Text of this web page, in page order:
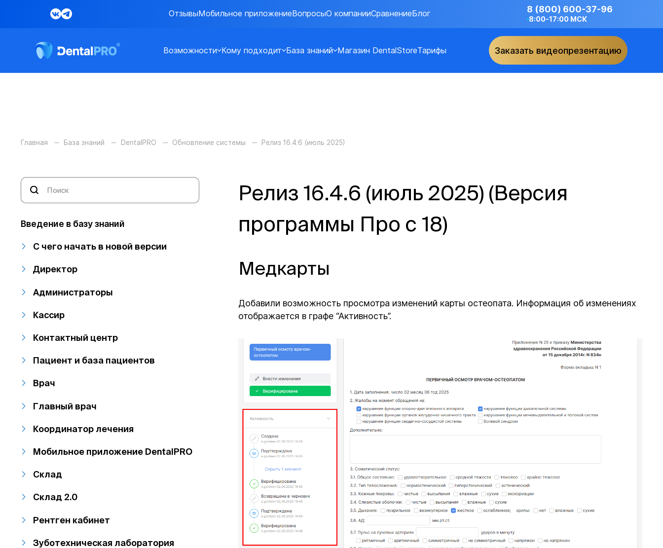
ОтзывыМобильное приложениеВопросыО компанииСравнениеБлог 8 (800) 600-37-96
8:00-17:00 МСК
Возможности Кому подходит База знаний Магазин DentalStoreТарифы Заказать видеопрезентацию
Главная База знаний DentalPRO Обновление системы Релиз 16.4.6 (июль 2025)
Введение в базу знаний
С чего начать в новой версии
Директор
Администраторы
Кассир
Контактный центр
Пациент и база пациентов
Врач
Главный врач
Координатор лечения
Мобильное приложение DentalPRO
Склад
Склад 2.0
Рентген кабинет
Зуботехническая лаборатория
Релиз 16.4.6 (июль 2025) (Версия
программы Про с 18)
Медкарты
Добавили возможность просмотра изменений карты остеопата. Информация об изменениях
отображается в графе “Активность”.